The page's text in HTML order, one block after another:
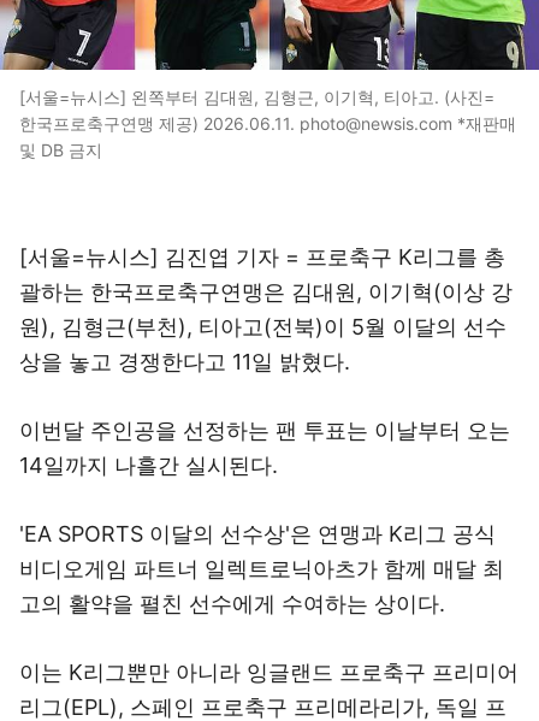
[서울=뉴시스] 왼쪽부터 김대원, 김형근, 이기혁, 티아고. (사진=
한국프로축구연맹 제공) 2026.06.11. photo@newsis.com *재판매
및 DB 금지
[서울=뉴시스] 김진엽 기자 = 프로축구 K리그를 총
괄하는 한국프로축구연맹은 김대원, 이기혁(이상 강
원), 김형근(부천), 티아고(전북)이 5월 이달의 선수
상을 놓고 경쟁한다고 11일 밝혔다.
이번달 주인공을 선정하는 팬 투표는 이날부터 오는
14일까지 나흘간 실시된다.
'EA SPORTS 이달의 선수상'은 연맹과 K리그 공식
비디오게임 파트너 일렉트로닉아츠가 함께 매달 최
고의 활약을 펼친 선수에게 수여하는 상이다.
이는 K리그뿐만 아니라 잉글랜드 프로축구 프리미어
리그(EPL), 스페인 프로축구 프리메라리가, 독일 프